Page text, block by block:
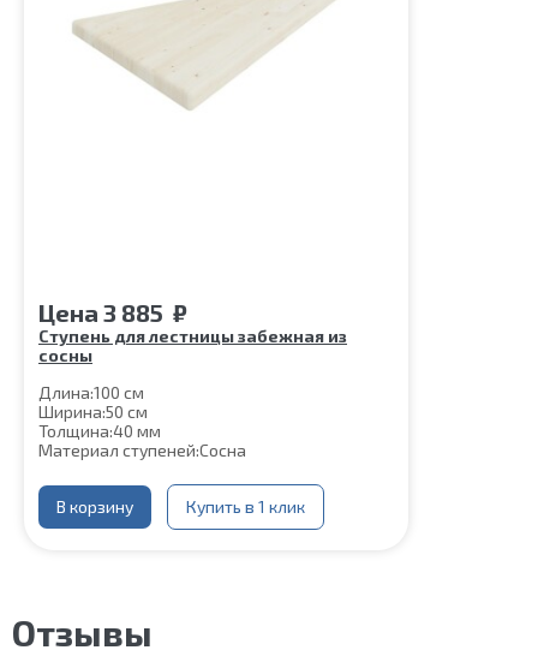
Цена 3 885 ₽
Ступень для лестницы забежная из
сосны
Длина:100 см
Ширина:50 см
Толщина:40 мм
Материал ступеней:Сосна
В корзину Купить в 1 клик
Отзывы